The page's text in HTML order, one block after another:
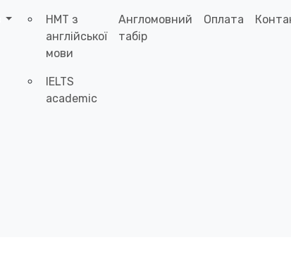
НМТ з
англійської
мови
IELTS
academic
Англомовний
табір
Оплата